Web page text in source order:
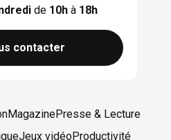
de 10hà 18h
contacter
MagazinePresse & Lecture
Jeux vidéoProductivité